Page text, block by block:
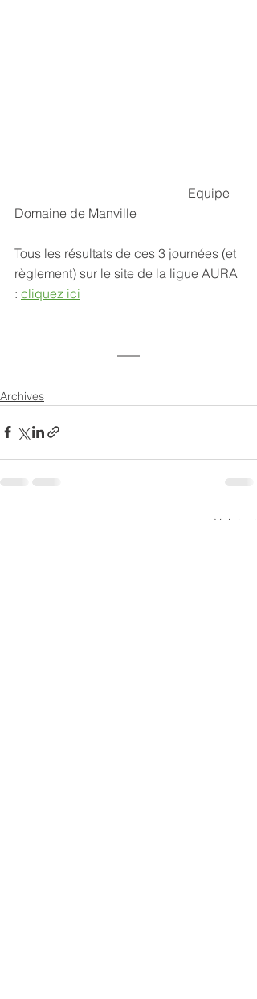
Equipe
Domaine de Manville
Tous les résultats de ces 3 journées (et
règlement) sur le site de la ligue AURA
: cliquez ici
Archives
Voir tout